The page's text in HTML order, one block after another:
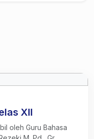
XII
oleh Guru Bahasa